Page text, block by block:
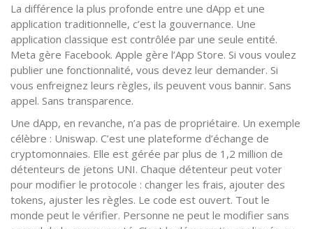
La différence la plus profonde entre une dApp et une
application traditionnelle, c’est la gouvernance. Une
application classique est contrôlée par une seule entité.
Meta gère Facebook. Apple gère l’App Store. Si vous voulez
publier une fonctionnalité, vous devez leur demander. Si
vous enfreignez leurs règles, ils peuvent vous bannir. Sans
appel. Sans transparence.
Une dApp, en revanche, n’a pas de propriétaire. Un exemple
célèbre : Uniswap. C’est une plateforme d’échange de
cryptomonnaies. Elle est gérée par plus de 1,2 million de
détenteurs de jetons UNI. Chaque détenteur peut voter
pour modifier le protocole : changer les frais, ajouter des
tokens, ajuster les règles. Le code est ouvert. Tout le
monde peut le vérifier. Personne ne peut le modifier sans